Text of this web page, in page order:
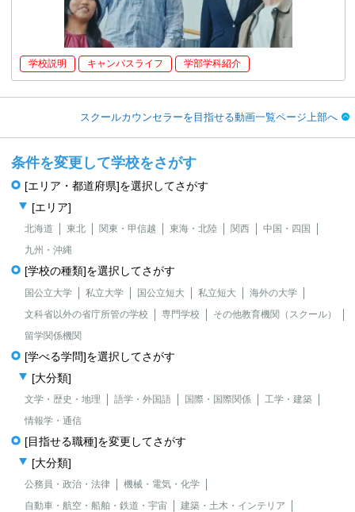
学校説明 キャンパスライフ 学部学科紹介
スクールカウンセラーを目指せる動画一覧ページ上部へ
条件を変更して学校をさがす
[エリア・都道府県]を選択してさがす
[エリア]
北海道 東北 関東・甲信越 東海・北陸 関西
中国・四国
九州・沖縄
[学校の種類]を選択してさがす
国公立大学 私立大学 国公立短大 私立短大
海外の大学
文科省以外の省庁所管の学校
専門学校
その他教育機関（スクール）
留学関係機関
[学べる学問]を選択してさがす
[大分類]
文学・歴史・地理 語学・外国語 国際・国際関係
工学・建築
情報学・通信
[目指せる職種]を変更してさがす
[大分類]
公務員・政治・法律
機械・電気・化学
自動車・航空・船舶・鉄道・宇宙
建築・土木・インテリア